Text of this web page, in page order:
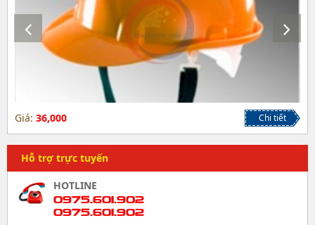
Hỗ trợ trực tuyến
HOTLINE
0975.601.902
0975.601.902
Giá: 36,000 Chi tiết